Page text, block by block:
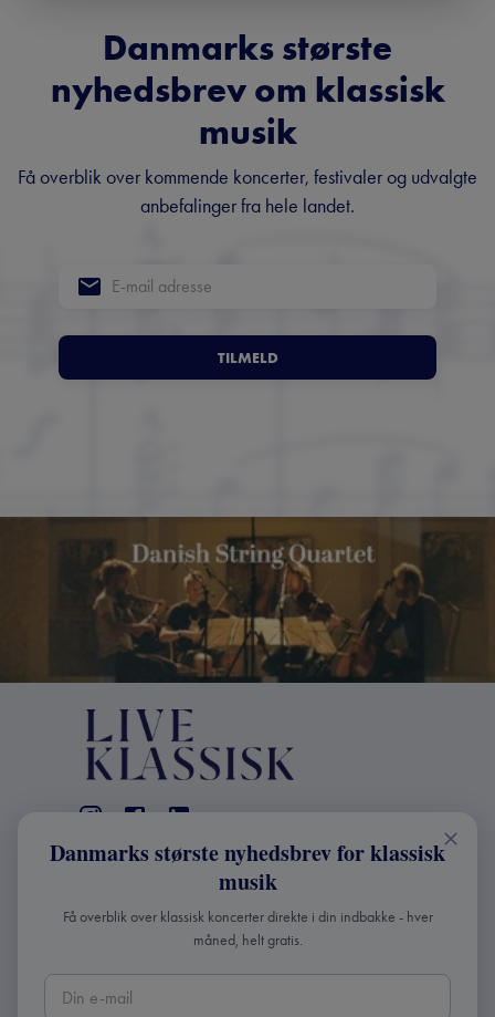
Danmarks største
nyhedsbrev om klassisk
musik
Få overblik over kommende koncerter, festivaler og udvalgte
anbefalinger fra hele landet.
TILMELD
KONTAKT
info@liveklassisk.dk
Live Klassisk ApS
CVR 41507780
Danmarks største nyhedsbrev for klassisk
musik
Få overblik over klassisk koncerter direkte i din indbakke - hver
måned, helt gratis.